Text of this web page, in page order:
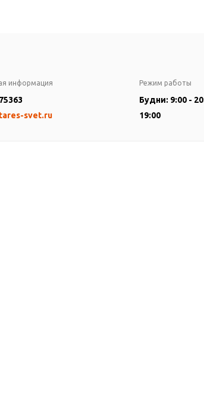
информация
svet.ru
Режим работы
Будни: 9:00 -
19:00